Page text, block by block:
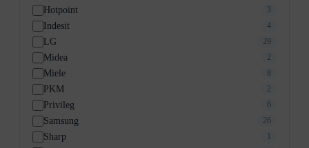
Hotpoint 3
Indesit 4
LG 29
Midea 2
Miele 8
PKM 2
Privileg 6
Samsung 26
Sharp